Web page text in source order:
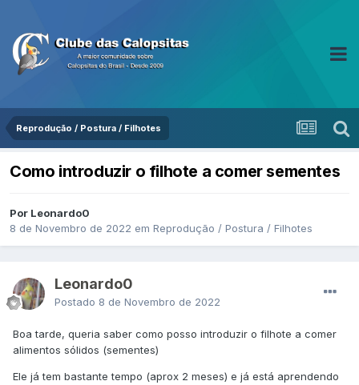
Reprodução / Postura / Filhotes
Como introduzir o filhote a comer sementes
Por Leonardo0
8 de Novembro de 2022 em Reprodução / Postura / Filhotes
Leonardo0
Postado 8 de Novembro de 2022
Boa tarde, queria saber como posso introduzir o filhote a comer
alimentos sólidos (sementes)
Ele já tem bastante tempo (aprox 2 meses) e já está aprendendo